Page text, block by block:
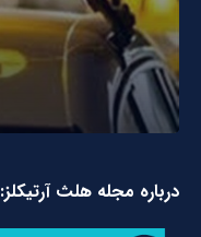
درباره مجله هلث آرتیکلز: